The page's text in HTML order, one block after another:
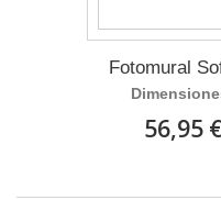
Fotomural
56,95 €